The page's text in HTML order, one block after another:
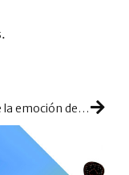
Vuelve la emoción de la competición por equipos: la Padel Business Cup presenta su segunda temporada